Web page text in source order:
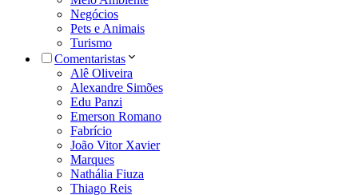
Negócios
Pets e Animais
Turismo
Comentaristas
Alê Oliveira
Alexandre Simões
Edu Panzi
Emerson Romano
Fabrício
João Vitor Xavier
Marques
Nathália Fiuza
Thiago Reis